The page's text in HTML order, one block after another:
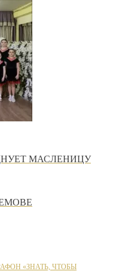
МАСЛЕНИЦУ
«ЗНАТЬ, ЧТОБЫ